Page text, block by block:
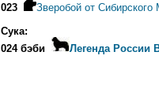
023
Зверобой от
Сука:
024 бэби
Легенда России